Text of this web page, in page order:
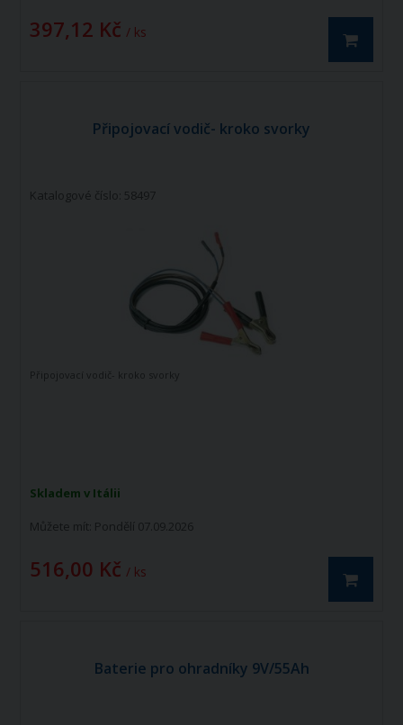
397,12 Kč / ks
Připojovací vodič- kroko svorky
Katalogové číslo: 58497
Skladem v Itálii
Můžete mít: Pondělí 07.09.2026
516,00 Kč / ks
Připojovací vodič- kroko svorky
Baterie pro ohradníky 9V/55Ah